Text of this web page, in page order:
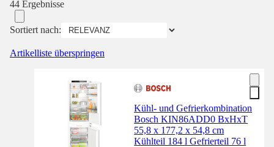
44 Ergebnisse
Sortiert nach:
Artikelliste überspringen
Kühl- und Gefrierkombination
Bosch KIN86ADD0 BxHxT
55,8 x 177,2 x 54,8 cm
Kühlteil 184 l Gefrierteil 76 l